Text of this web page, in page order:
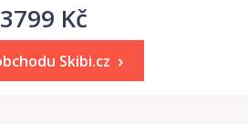
3799 Kč
Skibi.cz